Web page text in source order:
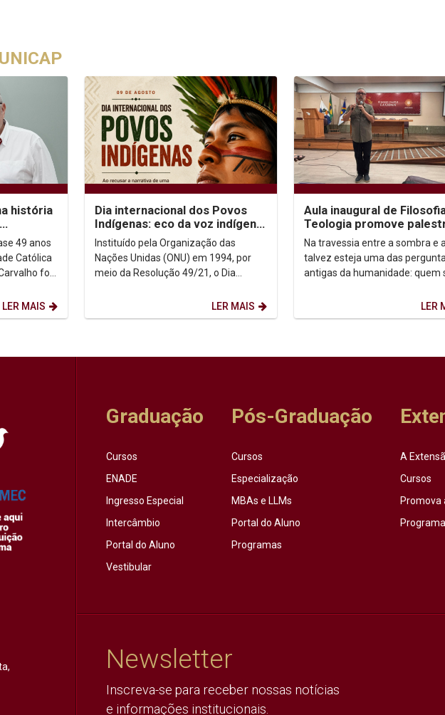
história
Católica
foi
LER MAIS
Dia internacional dos Povos
Indígenas: eco da voz indígena
no contexto urbano
Instituído pela Organização das
Nações Unidas (ONU) em 1994, por
meio da Resolução 49/21, o Dia
de agosto) firma-se como...LER MAIS
Aula inaugural de
Teologia promove
sobre autoconhecimento
Na travessia entre a sombra e
talvez esteja uma das
antigas da humanidade: quem
LER
Graduação
Cursos
ENADE
Ingresso Especial
Intercâmbio
Portal do Aluno
Vestibular
Pós-Graduação
Cursos
Especialização
MBAs e LLMs
Portal do Aluno
Programas
A
Cursos
Promova
Newsletter
Inscreva-se para receber nossas notícias
e informações institucionais.